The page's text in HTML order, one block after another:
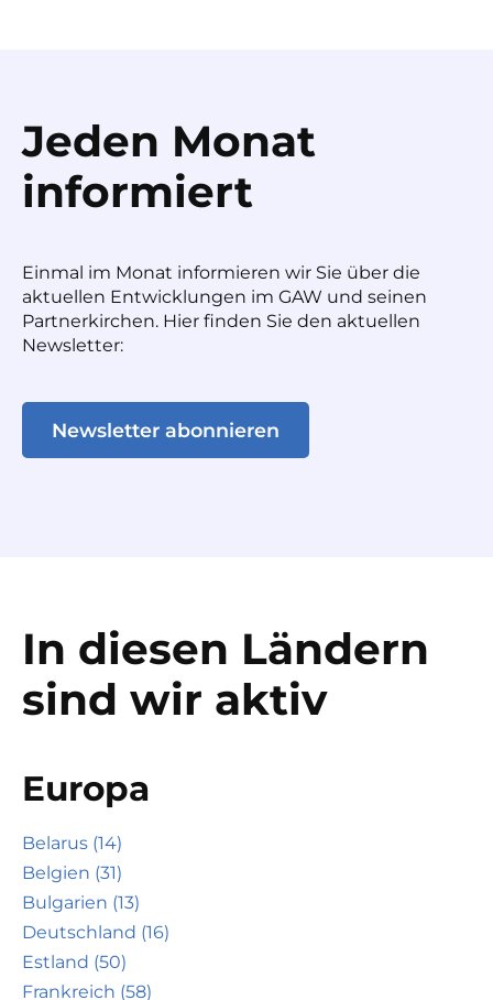
Jeden Monat
informiert
Einmal im Monat informieren wir Sie über die
aktuellen Entwicklungen im GAW und seinen
Partnerkirchen. Hier finden Sie den aktuellen
Newsletter:
Newsletter abonnieren
In diesen Ländern
sind wir aktiv
Europa
Belarus (14)
Belgien (31)
Bulgarien (13)
Deutschland (16)
Estland (50)
Frankreich (58)